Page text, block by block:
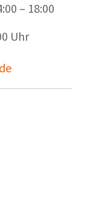
– 18:00
Uhr